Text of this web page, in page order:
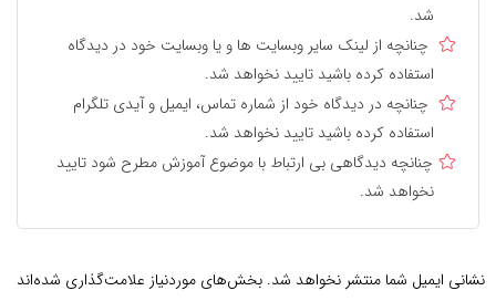
شد.
چنانچه از لینک سایر وبسایت ها و یا وبسایت خود در دیدگاه
استفاده کرده باشید تایید نخواهد شد.
چنانچه در دیدگاه خود از شماره تماس، ایمیل و آیدی تلگرام
استفاده کرده باشید تایید نخواهد شد.
چنانچه دیدگاهی بی ارتباط با موضوع آموزش مطرح شود تایید
نخواهد شد.
نشانی ایمیل شما منتشر نخواهد شد. بخش‌های موردنیاز علامت‌گذاری شده‌اند